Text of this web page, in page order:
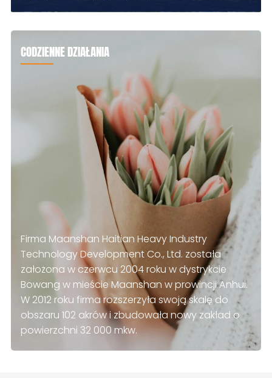
CODZIENNE DZIAŁANIA
Firma Maanshan Haitian Heavy Industry
Technology Development Co., Ltd. została
założona w czerwcu 2004 roku w dystrykcie
Bowang w mieście Maanshan w prowincji Anhui.
W 2012 roku firma rozszerzyła swoją skalę do
obszaru 102 akrów i zbudowała nowy zakład o
powierzchni 32 000 mkw.